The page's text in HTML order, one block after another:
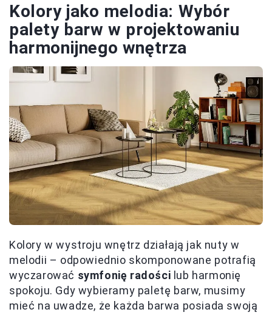
Kolory jako melodia: Wybór
palety barw w projektowaniu
harmonijnego wnętrza
Kolory w wystroju wnętrz działają jak nuty w
melodii – odpowiednio skomponowane potrafią
wyczarować symfonię radości lub harmonię
spokoju. Gdy wybieramy paletę barw, musimy
mieć na uwadze, że każda barwa posiada swoją